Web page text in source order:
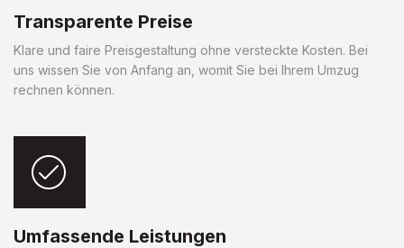
Transparente Preise
Klare und faire Preisgestaltung ohne versteckte Kosten. Bei
uns wissen Sie von Anfang an, womit Sie bei Ihrem Umzug
rechnen können.
Umfassende Leistungen